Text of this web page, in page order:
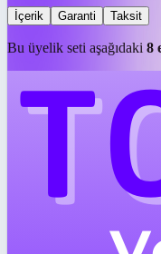
İçerik Garanti Taksit
Bu üyelik seti aşağıdaki 8